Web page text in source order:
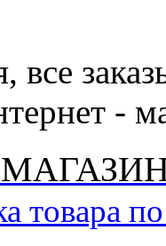
все
-
товара